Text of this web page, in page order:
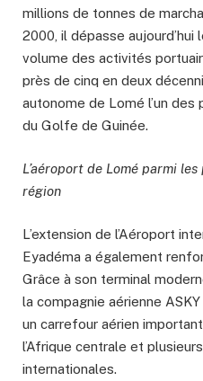
millions de tonnes de
2000, il dépasse
volume des activités
près de cinq en deux
autonome de Lomé l’un des
du Golfe de Guinée.
L’aéroport de Lomé parmi
région
L’extension de l’Aéroport
Eyadéma a également
Grâce à son terminal
la compagnie aérienne
un carrefour aérien important
l’Afrique centrale et
internationales.